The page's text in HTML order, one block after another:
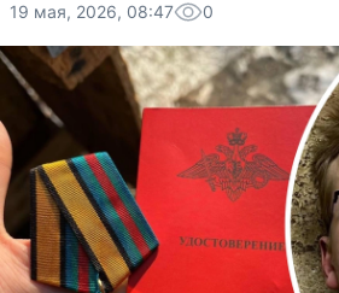
19 мая, 2026, 08:47 0